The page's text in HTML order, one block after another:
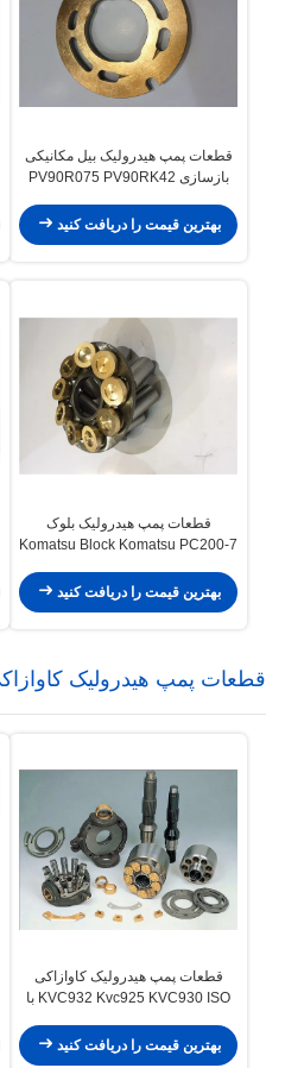
قطعات پمپ هیدرولیک بیل مکانیکی
بازسازی PV90R075 PV90RK42
بهترین قیمت را دریافت کنید
قطعات پمپ هیدرولیک بلوک
Komatsu Block Komatsu PC200-7
بهترین قیمت را دریافت کنید
قطعات پمپ هیدرولیک
قطعات پمپ هیدرولیک کاوازاکی
KVC932 Kvc925 KVC930 ISO با
بهترین قیمت را دریافت کنید